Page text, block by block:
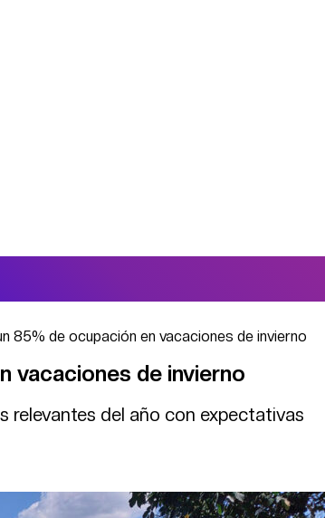
85% de ocupación en vacaciones de invierno
vacaciones de invierno
relevantes del año con expectativas